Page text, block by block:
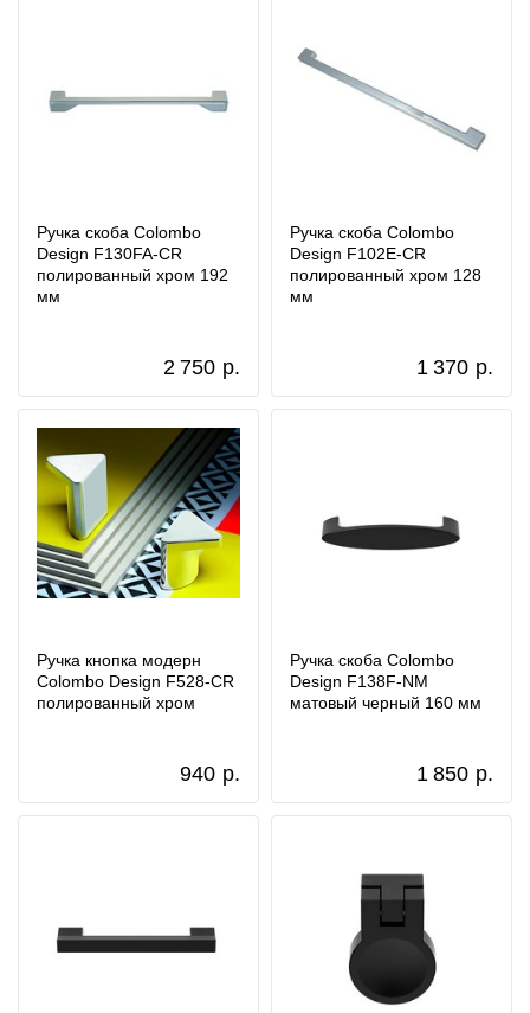
Ручка скоба Colombo
Design F130FA-CR
полированный хром 192
мм
2 750 р.
Ручка скоба Colombo
Design F102E-CR
полированный хром 128
мм
1 370 р.
Ручка кнопка модерн
Colombo Design F528-CR
полированный хром
940 р.
Ручка скоба Colombo
Design F138F-NM
матовый черный 160 мм
1 850 р.